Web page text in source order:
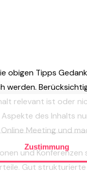
Zustimmung
obigen Tipps
werden.
relevant ist oder
Aspekte des Inhalts
Meeting und
und
Gut